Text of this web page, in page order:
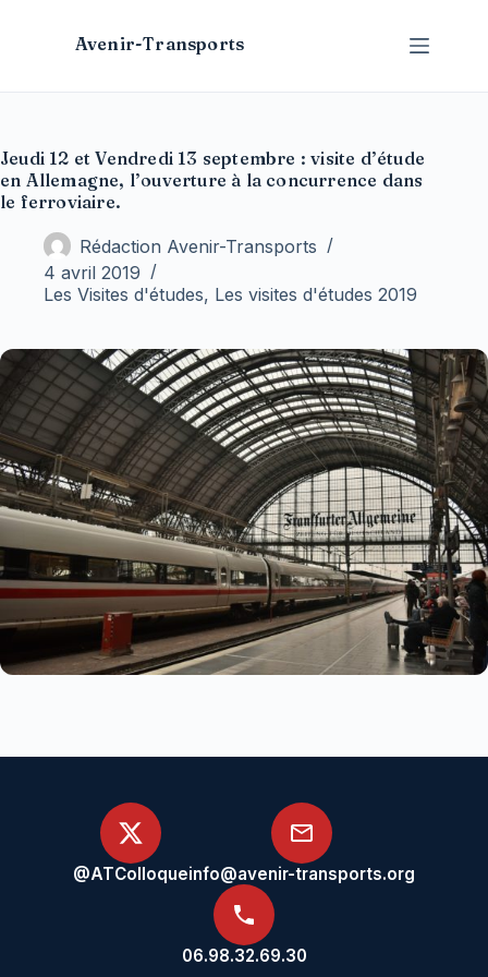
Avenir-Transports
Jeudi 12 et Vendredi 13 septembre : visite d’étude
en Allemagne, l’ouverture à la concurrence dans
le ferroviaire.
Rédaction Avenir-Transports
4 avril 2019
Les Visites d'études, Les visites d'études 2019
@ATColloqueinfo@avenir-transports.org
06.98.32.69.30